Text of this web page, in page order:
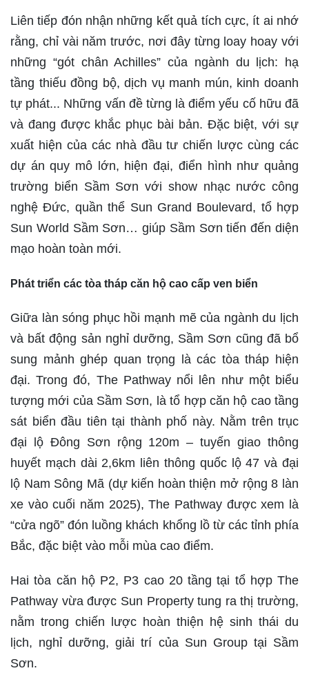
Liên tiếp đón nhận những kết quả tích cực, ít ai nhớ
rằng, chỉ vài năm trước, nơi đây từng loay hoay với
những “gót chân Achilles” của ngành du lịch: hạ
tầng thiếu đồng bộ, dịch vụ manh mún, kinh doanh
tự phát... Những vấn đề từng là điểm yếu cố hữu đã
và đang được khắc phục bài bản. Đặc biệt, với sự
xuất hiện của các nhà đầu tư chiến lược cùng các
dự án quy mô lớn, hiện đại, điển hình như quảng
trường biển Sầm Sơn với show nhạc nước công
nghệ Đức, quần thể Sun Grand Boulevard, tổ hợp
Sun World Sầm Sơn… giúp Sầm Sơn tiến đến diện
mạo hoàn toàn mới.
Phát triển các tòa tháp căn hộ cao cấp ven biển
Giữa làn sóng phục hồi mạnh mẽ của ngành du lịch
và bất động sản nghỉ dưỡng, Sầm Sơn cũng đã bổ
sung mảnh ghép quan trọng là các tòa tháp hiện
đại. Trong đó, The Pathway nổi lên như một biểu
tượng mới của Sầm Sơn, là tổ hợp căn hộ cao tầng
sát biển đầu tiên tại thành phố này. Nằm trên trục
đại lộ Đông Sơn rộng 120m – tuyến giao thông
huyết mạch dài 2,6km liên thông quốc lộ 47 và đại
lộ Nam Sông Mã (dự kiến hoàn thiện mở rộng 8 làn
xe vào cuối năm 2025), The Pathway được xem là
“cửa ngõ” đón luồng khách khổng lồ từ các tỉnh phía
Bắc, đặc biệt vào mỗi mùa cao điểm.
Hai tòa căn hộ P2, P3 cao 20 tầng tại tổ hợp The
Pathway vừa được Sun Property tung ra thị trường,
nằm trong chiến lược hoàn thiện hệ sinh thái du
lịch, nghỉ dưỡng, giải trí của Sun Group tại Sầm
Sơn.